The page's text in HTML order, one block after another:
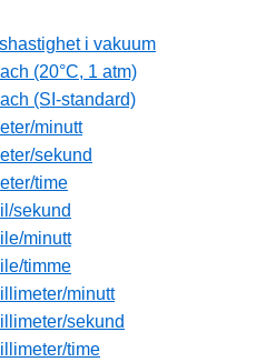
i vakuum
(20°C, 1 atm)
(SI-standard)
minutt
sekund
time
sekund
minutt
timme
minutt
sekund
time